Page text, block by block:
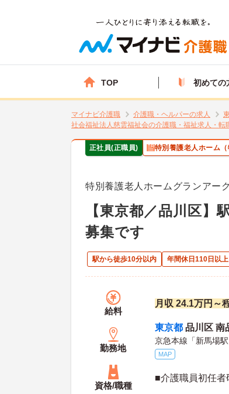
TOP 初めての
マイナビ介護職 介護職・ヘルパーの求人
社会福祉法人慈雲福祉会の介護職・福祉求人・転
正社員(正職員) 特別養護老人ホーム（
特別養護老人ホームグランアー
【東京都／品川区
募集です
駅から徒歩10分以内 年間休日110日以上
給料
月収 24.1万円～
勤務地
東京都 品川区 南
京急本線「新馬場
MAP
資格/職種
■介護職員初任者